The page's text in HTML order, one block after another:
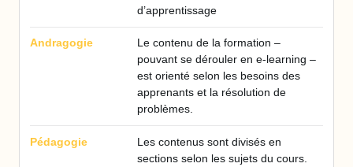
d’apprentissage
Le contenu de la formation –
pouvant se dérouler en e-learning –
est orienté selon les besoins des
apprenants et la résolution de
problèmes.
Les contenus sont divisés en
sections selon les sujets du cours.